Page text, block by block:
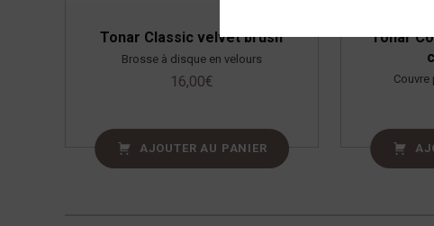
Tonar Classic velvet brush
Brosse à disque en velours
16,00€
AJOUTER AU PANIER
Tonar
Couvre